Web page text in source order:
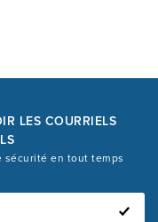
LES COURRIELS
sécurité en tout temps